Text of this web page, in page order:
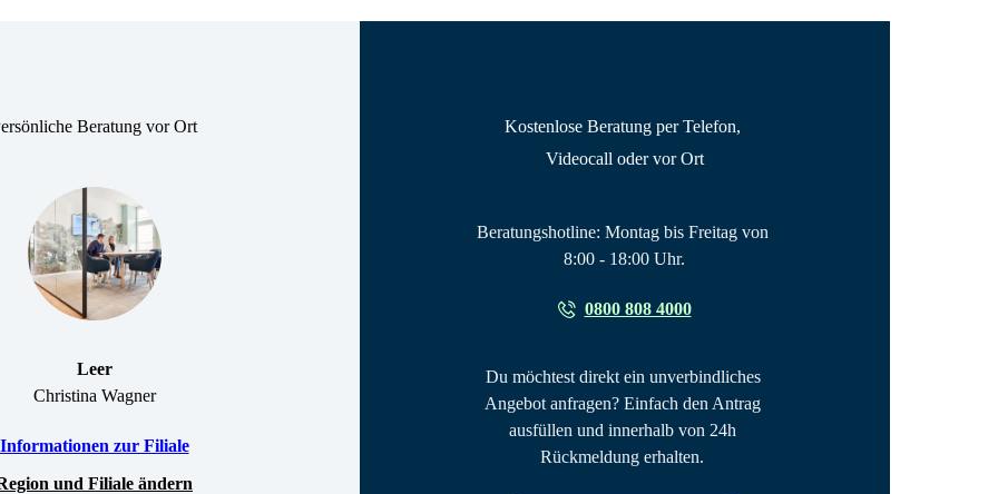
Beratung vor Ort
Leer
Christina Wagner
Informationen zur Filiale
und Filiale ändern
Kostenlose Beratung per Telefon,
Videocall oder vor Ort
Beratungshotline: Montag bis Freitag von
8:00 - 18:00 Uhr.
0800 808 4000
Du möchtest direkt ein unverbindliches
Angebot anfragen? Einfach den Antrag
ausfüllen und innerhalb von 24h
Rückmeldung erhalten.